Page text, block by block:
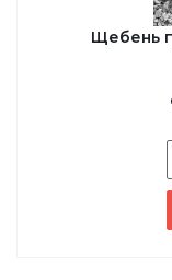
Щебень